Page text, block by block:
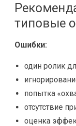
типовые
Ошибки:
один ролик
попытка
отсутствие
оценка